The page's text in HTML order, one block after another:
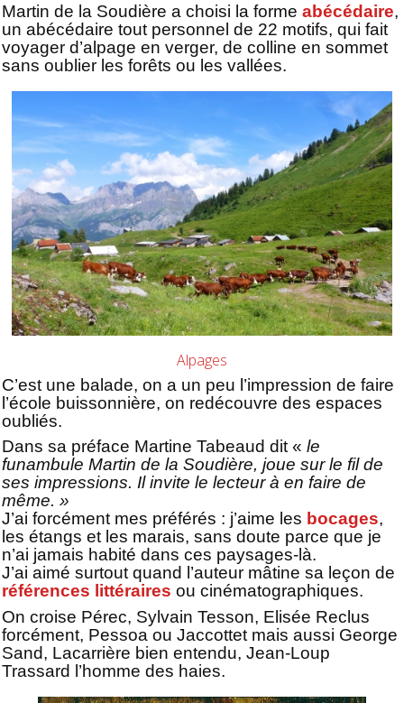
Martin de la Soudière a choisi la forme abécédaire,
un abécédaire tout personnel de 22 motifs, qui fait
voyager d’alpage en verger, de colline en sommet
sans oublier les forêts ou les vallées.
Alpages
C’est une balade, on a un peu l’impression de faire
l’école buissonnière, on redécouvre des espaces
oubliés.
Dans sa préface Martine Tabeaud dit « le
funambule Martin de la Soudière, joue sur le fil de
ses impressions. Il invite le lecteur à en faire de
même. »
J’ai forcément mes préférés : j’aime les bocages,
les étangs et les marais, sans doute parce que je
n’ai jamais habité dans ces paysages-là.
J’ai aimé surtout quand l’auteur mâtine sa leçon de
références littéraires ou cinématographiques.
On croise Pérec, Sylvain Tesson, Elisée Reclus
forcément, Pessoa ou Jaccottet mais aussi George
Sand, Lacarrière bien entendu, Jean-Loup
Trassard l’homme des haies.